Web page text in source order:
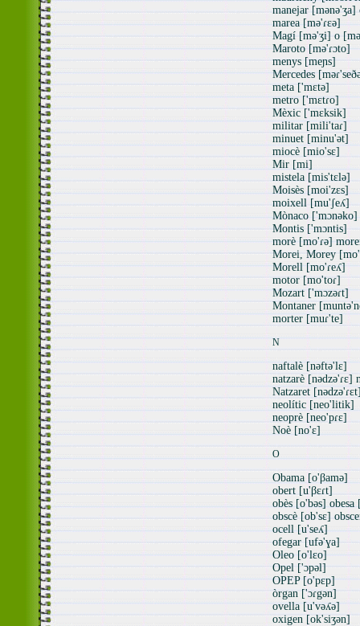
manejar [mənə'ʒa]
marea [mə'ɾɛə]
Magí [mə'ʒi] o
Maroto [mə'ɾɔto]
menys [meɲs]
Mercedes
meta ['mɛtə]
metro ['mɛtɾo]
Mèxic ['mɛksik]
militar [mili'taɾ]
minuet [minu'ət]
miocè [mio'sɛ]
Mir [mi]
mistela [mis'tɛlə]
Moisès [moi'zɛs]
moixell [mu'ʃeʎ]
Mònaco ['mɔnəko]
Montis ['mɔntis]
morè [mo'ɾə]
Morei, Morey
Morell [mo'ɾeʎ]
motor [mo'toɾ]
Mozart ['mɔzəɾt]
Montaner
morter [muɾ'te]
N
naftalè [nəftə'lɛ]
natzarè [nədzə'ɾɛ]
Natzaret
neolític [neo'litik]
neoprè [neo'pɾɛ]
Noè [no'ɛ]
O
Obama [o'βamə]
obert [u'βɛɾt]
obès [o'bəs] obesa
obscè [ob'sɛ]
ocell [u'seʎ]
ofegar [ufə'ɣa]
Oleo [o'lɛo]
Opel ['ɔpəl]
OPEP [o'pɛp]
òrgan ['ɔɾgən]
ovella [u'vəʎə]
oxigen [ok'siʒən]